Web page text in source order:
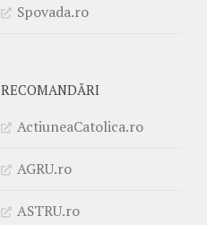
Spovada.ro
RECOMANDĂRI
ActiuneaCatolica.ro
AGRU.ro
ASTRU.ro